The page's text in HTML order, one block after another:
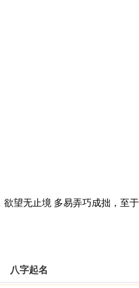
无止境 多易弄巧成拙，至
八字起名